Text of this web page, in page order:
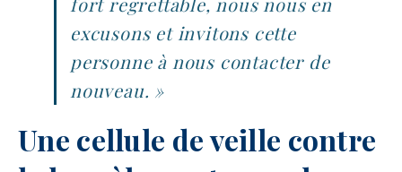
excusons et invitons cette
personne à nous contacter de
nouveau. »
Une cellule de veille contre